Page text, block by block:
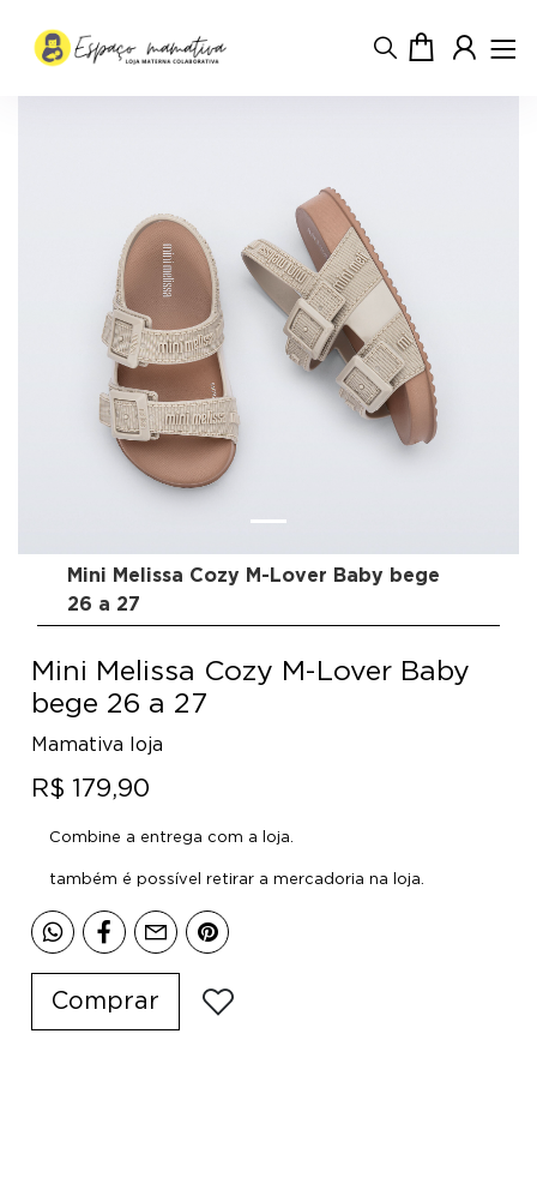
Mini Melissa Cozy M-Lover Baby bege
26 a 27
Mini Melissa Cozy M-Lover Baby
bege 26 a 27
Mamativa loja
R$ 179,90
Combine a entrega com a loja.
também é possível retirar a mercadoria na loja.
Comprar